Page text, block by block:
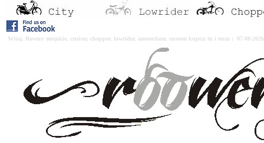
Witaj. Rowery miejskie, cruiser, chopper, lowrider, amsterdam, custom kupisz tu i teraz : 07-08-